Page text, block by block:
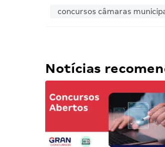
concursos câmaras
Notícias